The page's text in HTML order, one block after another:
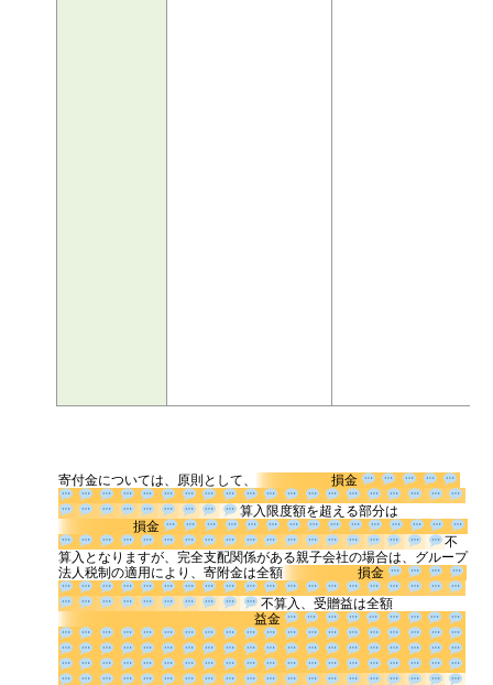
寄付金については、原則として、
損金
算入限度額を超える部分は
損金
不算入となりますが、完全支配関係がある親子会社の場合は、グルー
プ法人税制の適用により、寄附金は全額
損金
不算入、受贈益は全額
益金